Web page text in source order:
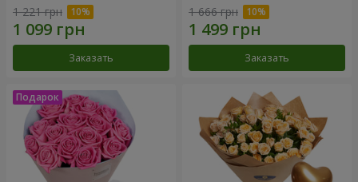
1 221 грн
Заказать
1 666 грн
Заказать